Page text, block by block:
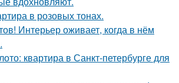
в розовых тонах.
Интерьер оживает, когда в нём
квартира в Санкт-петербурге для